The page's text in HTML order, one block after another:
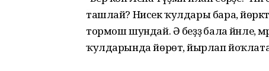
ташлай? Нисек ҡулдары бара,
тормош шундай. Ә беҙҙә бала йәнле,
ҡулдарында йөрөтә, йырлап йоҡлата,